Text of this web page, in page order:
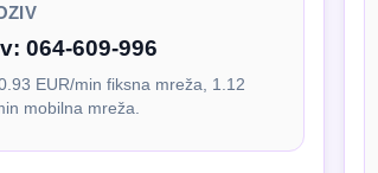
064-609-996
EUR/min fiksna mreža, 1.12
mobilna mreža.